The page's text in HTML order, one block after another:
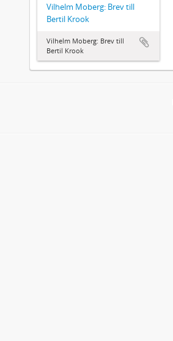
Vilhelm Moberg: Brev till
Bertil Krook
Vilhelm Moberg: Brev till
Bertil Krook